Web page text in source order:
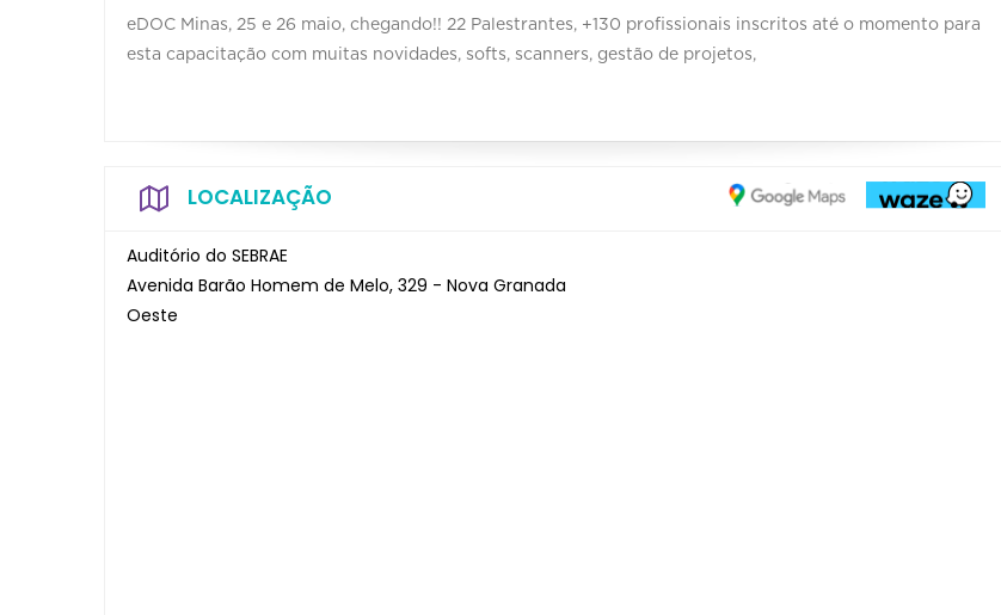
eDOC Minas, 25 e 26 maio, chegando!! 22 Palestrantes, +130 profissionais inscritos até o momento para
esta capacitação com muitas novidades, softs, scanners, gestão de projetos,
LOCALIZAÇÃO
Auditório do SEBRAE
Avenida Barão Homem de Melo, 329 - Nova Granada
Oeste